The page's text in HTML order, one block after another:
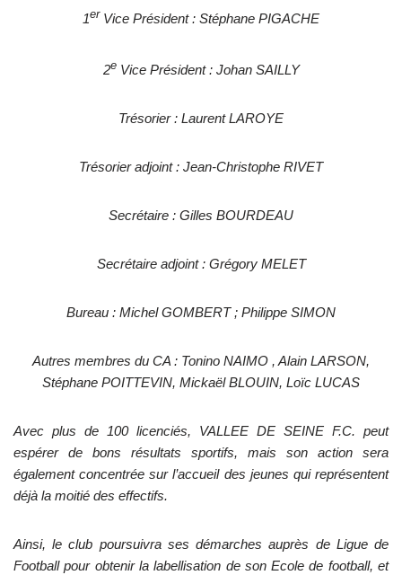
1er Vice Président : Stéphane PIGACHE
2eVice Président : Johan SAILLY
Trésorier : Laurent LAROYE
Trésorier adjoint : Jean-Christophe RIVET
Secrétaire : Gilles BOURDEAU
Secrétaire adjoint : Grégory MELET
Bureau : Michel GOMBERT ; Philippe SIMON
Autres membres du CA : Tonino NAIMO , Alain LARSON,
Stéphane POITTEVIN, Mickaël BLOUIN, Loïc LUCAS
Avec plus de 100 licenciés, VALLEE DE SEINE F.C. peut
espérer de bons résultats sportifs, mais son action sera
également concentrée sur l’accueil des jeunes qui représentent
déjà la moitié des effectifs.
Ainsi, le club poursuivra ses démarches auprès de Ligue de
Football pour obtenir la labellisation de son Ecole de football, et